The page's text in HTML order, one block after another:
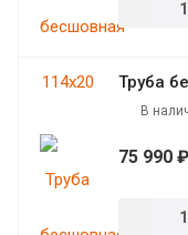
Труба
В
75 990